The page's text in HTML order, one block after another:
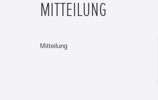
MITTEILUNG
Mitteilung